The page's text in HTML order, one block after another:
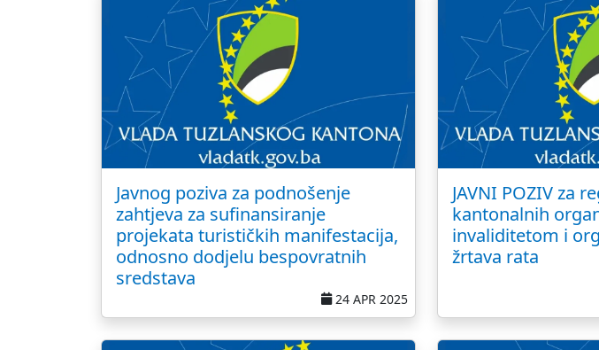
Javnog poziva za podnošenje
zahtjeva za sufinansiranje
projekata turističkih manifestacija,
odnosno dodjelu bespovratnih
sredstava
24 APR 2025
JAVNI POZIV za
kantonalnih
invaliditetom i
žrtava rata